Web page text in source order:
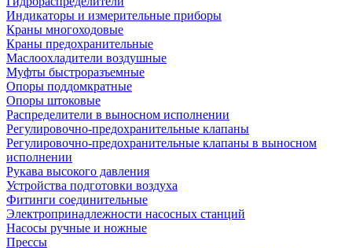
Индикаторы и измерительные приборы
Краны многоходовые
Краны предохранительные
Маслоохладители воздушные
Муфты быстроразъемные
Опоры поддомкратные
Опоры штоковые
Распределители в выносном исполнении
Регулировочно-предохранительные клапаны
Регулировочно-предохранительные клапаны в выносном
исполнении
Рукава высокого давления
Устройства подготовки воздуха
Фитинги соединительные
Электропринадлежности насосных станций
Насосы ручные и ножные
Прессы